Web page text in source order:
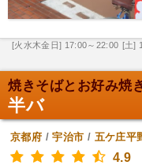
[火水木金日] 17:00～22:00 [土]
焼きそばとお好み焼
半バ
京都府 /宇治市 / 五ケ庄平
4.9